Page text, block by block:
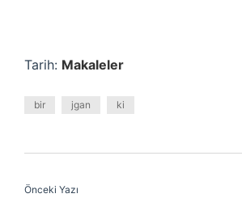
Tarih: Makaleler
bir jgan ki
Önceki Yazı